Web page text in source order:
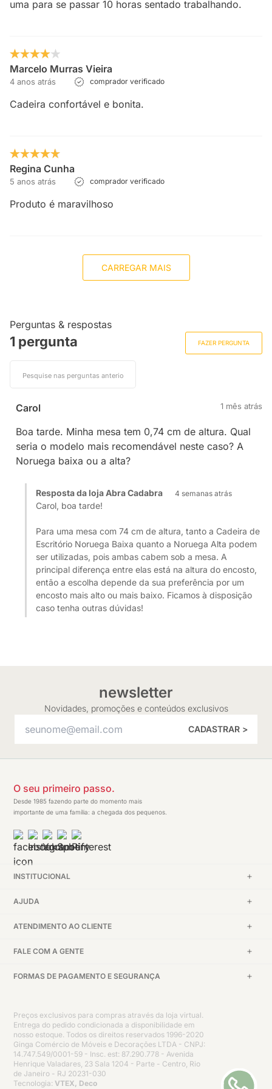
uma para se passar 10 horas sentado trabalhando.
Marcelo Murras Vieira
4 anos atrás comprador verificado
Cadeira confortável e bonita.
Regina Cunha
5 anos atrás comprador verificado
Produto é maravilhoso
CARREGAR MAIS
Perguntas & respostas
1 pergunta FAZER PERGUNTA
Carol 1 mês atrás
Boa tarde. Minha mesa tem 0,74 cm de altura. Qual
seria o modelo mais recomendável neste caso? A
Noruega baixa ou a alta?
Resposta da loja Abra Cadabra 4 semanas atrás
Carol, boa tarde!
Para uma mesa com 74 cm de altura, tanto a Cadeira de
Escritório Noruega Baixa quanto a Noruega Alta podem
ser utilizadas, pois ambas cabem sob a mesa. A
principal diferença entre elas está na altura do encosto,
então a escolha depende da sua preferência por um
encosto mais alto ou mais baixo. Ficamos à disposição
caso tenha outras dúvidas!
newsletter
Novidades, promoções e conteúdos exclusivos
CADASTRAR >
O seu primeiro passo.
Desde 1985 fazendo parte do momento mais
importante de uma família: a chegada dos pequenos.
INSTITUCIONAL
AJUDA
ATENDIMENTO AO CLIENTE
FALE COM A GENTE
FORMAS DE PAGAMENTO E SEGURANÇA
Preços exclusivos para compras através da loja virtual.
Entrega do pedido condicionada a disponibilidade em
nosso estoque. Todos os direitos reservados 1996-2020
Ginga Comércio de Móveis e Decorações LTDA - CNPJ:
14.747.549/0001-59 - Insc. est: 87.290.778 - Avenida
Henrique Valadares, 23 Sala 1204 - Parte - Centro, Rio
de Janeiro - RJ 20231-030
Tecnologia: VTEX, Deco